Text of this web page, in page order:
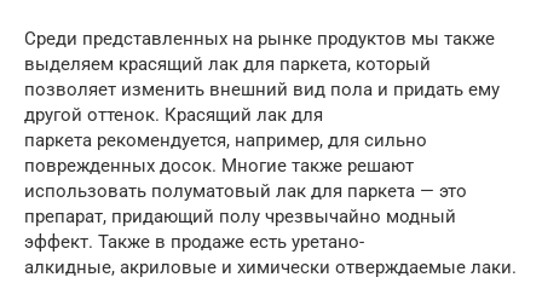
Среди представленных на рынке продуктов мы также
выделяем красящий лак для паркета, который
позволяет изменить внешний вид пола и придать ему
другой оттенок. Красящий лак для
паркета рекомендуется, например, для сильно
поврежденных досок. Многие также решают
использовать полуматовый лак для паркета — это
препарат, придающий полу чрезвычайно модный
эффект. Также в продаже есть уретано-
алкидные, акриловые и химически отверждаемые лаки.